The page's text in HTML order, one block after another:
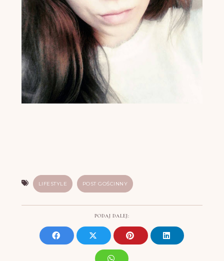
LIFESTYLE POST GOŚCINNY
PODAJ DALEJ: